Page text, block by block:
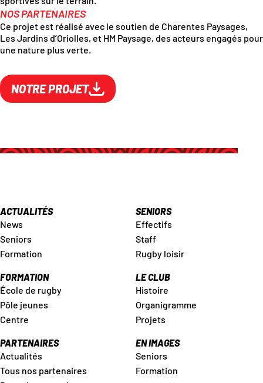
NOS PARTENAIRES
Ce projet est réalisé avec le soutien de Charentes Paysages,
Les Jardins d’Oriolles, et HM Paysage, des acteurs engagés pour
une nature plus verte.
NOTRE PROJET
ACTUALITÉS
News
Seniors
Formation
SENIORS
Effectifs
Staff
Rugby loisir
FORMATION
École de rugby
Pôle jeunes
Centre
LE CLUB
Histoire
Organigramme
Projets
PARTENAIRES
Actualités
Tous nos partenaires
EN IMAGES
Seniors
Formation